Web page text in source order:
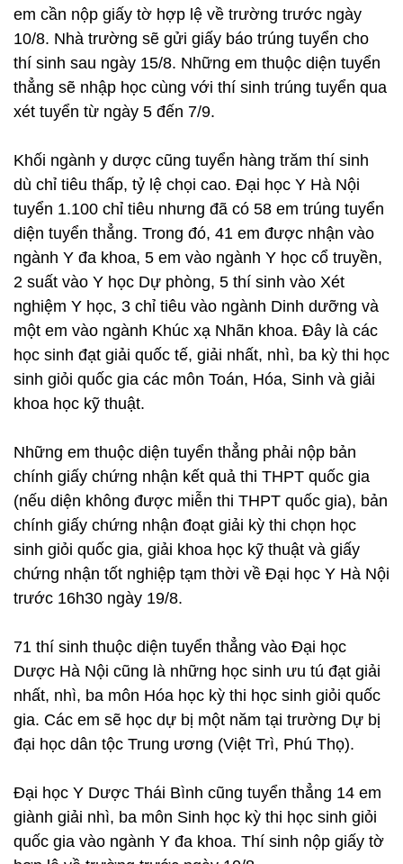
em cần nộp giấy tờ hợp lệ về trường trước ngày
10/8. Nhà trường sẽ gửi giấy báo trúng tuyển cho
thí sinh sau ngày 15/8. Những em thuộc diện tuyển
thẳng sẽ nhập học cùng với thí sinh trúng tuyển qua
xét tuyển từ ngày 5 đến 7/9.
Khối ngành y dược cũng tuyển hàng trăm thí sinh
dù chỉ tiêu thấp, tỷ lệ chọi cao. Đại học Y Hà Nội
tuyển 1.100 chỉ tiêu nhưng đã có 58 em trúng tuyển
diện tuyển thẳng. Trong đó, 41 em được nhận vào
ngành Y đa khoa, 5 em vào ngành Y học cổ truyền,
2 suất vào Y học Dự phòng, 5 thí sinh vào Xét
nghiệm Y học, 3 chỉ tiêu vào ngành Dinh dưỡng và
một em vào ngành Khúc xạ Nhãn khoa. Đây là các
học sinh đạt giải quốc tế, giải nhất, nhì, ba kỳ thi học
sinh giỏi quốc gia các môn Toán, Hóa, Sinh và giải
khoa học kỹ thuật.
Những em thuộc diện tuyển thẳng phải nộp bản
chính giấy chứng nhận kết quả thi THPT quốc gia
(nếu diện không được miễn thi THPT quốc gia), bản
chính giấy chứng nhận đoạt giải kỳ thi chọn học
sinh giỏi quốc gia, giải khoa học kỹ thuật và giấy
chứng nhận tốt nghiệp tạm thời về Đại học Y Hà Nội
trước 16h30 ngày 19/8.
71 thí sinh thuộc diện tuyển thẳng vào Đại học
Dược Hà Nội cũng là những học sinh ưu tú đạt giải
nhất, nhì, ba môn Hóa học kỳ thi học sinh giỏi quốc
gia. Các em sẽ học dự bị một năm tại trường Dự bị
đại học dân tộc Trung ương (Việt Trì, Phú Thọ).
Đại học Y Dược Thái Bình cũng tuyển thẳng 14 em
giành giải nhì, ba môn Sinh học kỳ thi học sinh giỏi
quốc gia vào ngành Y đa khoa. Thí sinh nộp giấy tờ